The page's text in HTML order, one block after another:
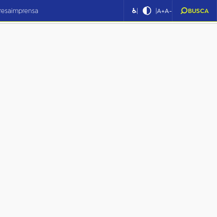
imprensa ♿| |A+A- BUSCA